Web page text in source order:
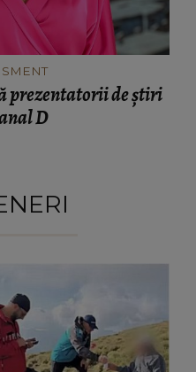
prezentatorii de știri
D